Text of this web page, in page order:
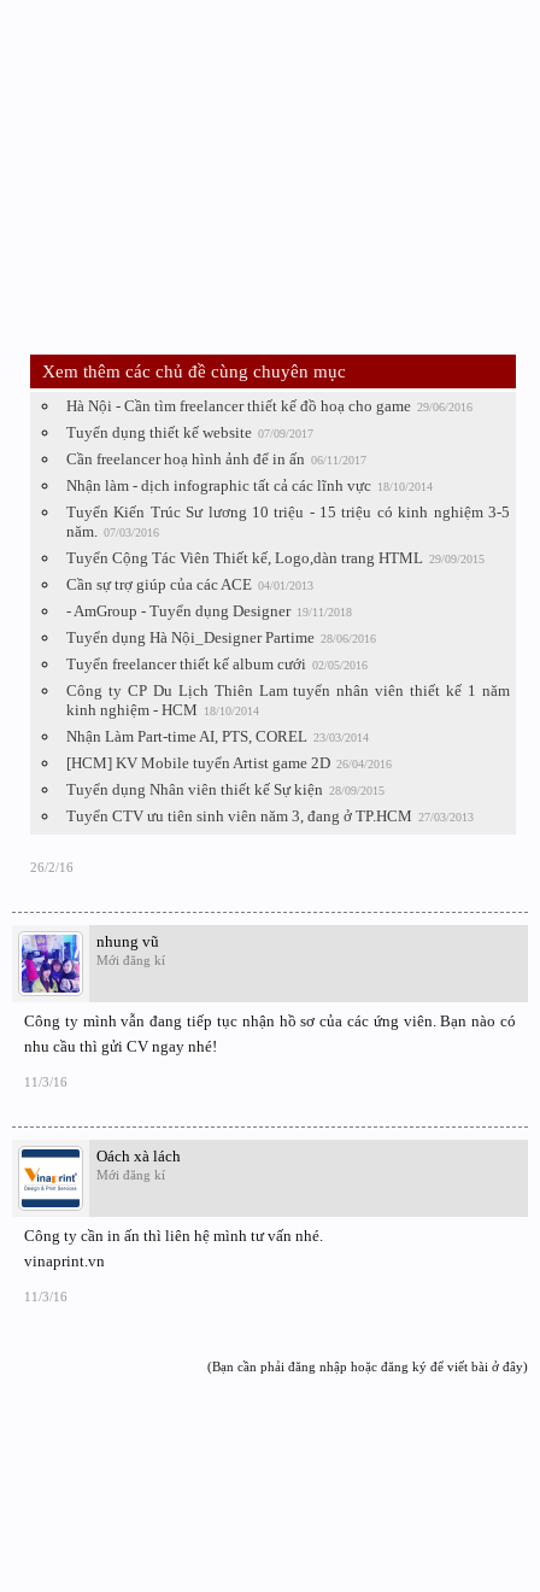
Xem thêm các chủ đề cùng chuyên mục
Hà Nội - Cần tìm freelancer thiết kế đồ hoạ cho game 29/06/2016
Tuyển dụng thiết kế website 07/09/2017
Cần freelancer hoạ hình ảnh để in ấn 06/11/2017
Nhận làm - dịch infographic tất cả các lĩnh vực 18/10/2014
Tuyển Kiến Trúc Sư lương 10 triệu - 15 triệu có kinh nghiệm 3-5
năm. 07/03/2016
Tuyển Cộng Tác Viên Thiết kế, Logo,dàn trang HTML 29/09/2015
Cần sự trợ giúp của các ACE 04/01/2013
- AmGroup - Tuyển dụng Designer 19/11/2018
Tuyển dụng Hà Nội_Designer Partime 28/06/2016
Tuyển freelancer thiết kế album cưới 02/05/2016
Công ty CP Du Lịch Thiên Lam tuyển nhân viên thiết kế 1 năm
kinh nghiệm - HCM
18/10/2014
Nhận Làm Part-time AI, PTS, COREL 23/03/2014
[HCM] KV Mobile tuyển Artist game 2D 26/04/2016
Tuyển dụng Nhân viên thiết kế Sự kiện 28/09/2015
Tuyển CTV ưu tiên sinh viên năm 3, đang ở TP.HCM 27/03/2013
26/2/16
nhung vũ
Mới đăng kí
Công ty mình vẫn đang tiếp tục nhận hồ sơ của các ứng viên. Bạn nào có
nhu cầu thì gửi CV ngay nhé!
11/3/16
Oách xà lách
Mới đăng kí
Công ty cần in ấn thì liên hệ mình tư vấn nhé.
vinaprint.vn
11/3/16
(Bạn cần phải đăng nhập hoặc đăng ký để viết bài ở đây)